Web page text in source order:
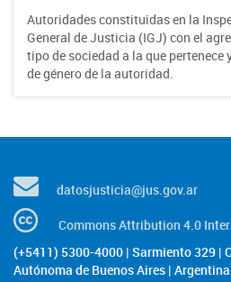
Autoridades constituidas en la
General de Justicia (IGJ) con el
tipo de sociedad a la que pertenece
de género de la autoridad.
datosjusticia@jus.gov.ar
Commons Attribution 4.0
(+5411) 5300-4000 | Sarmiento 329 |
Autónoma de Buenos Aires | Argentina